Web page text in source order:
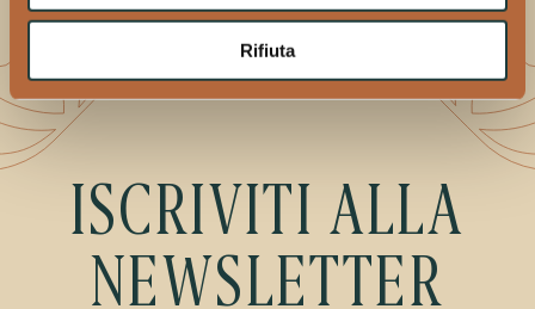
Rifiuta
ISCRIVITI ALLA
NEWSLETTER